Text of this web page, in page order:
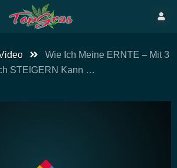
Wie Ich Meine ERNTE – Mit 3
STEIGERN Kann …